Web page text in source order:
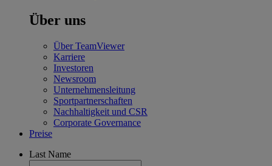
Über uns
Über TeamViewer
Karriere
Investoren
Newsroom
Unternehmensleitung
Sportpartnerschaften
Nachhaltigkeit und CSR
Corporate Governance
Preise
Last Name